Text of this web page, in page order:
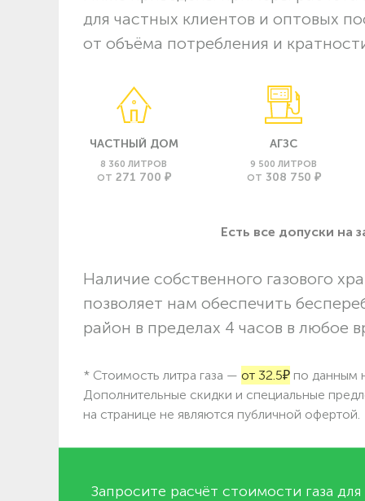
для частных клиентов и оптовых
от объёма потребления и
ЧАСТНЫЙ ДОМ
8 360 ЛИТРОВ
ОТ 271 700 ₽
АГЗС
9 500 ЛИТРОВ
ОТ 308 750 ₽
Есть все допуски нa
Наличие собственного газового
позволяет нам обеспечить
район в пределах 4 часов в любое
* Стоимость литра газа — от 32.5₽ по данным
Дополнительные скидки и специальные
на странице не являются публичной офертой.
Запросите расчёт стоимости газа для